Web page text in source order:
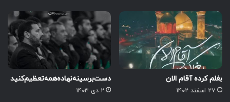
بغلم کرده آقام الان
۲۷ اسفند ۱۴۰۲
‌دست‌بر‌سینه‌نهاده‌همه‌تعظیم‌کنید
۲ دی ۱۴۰۳